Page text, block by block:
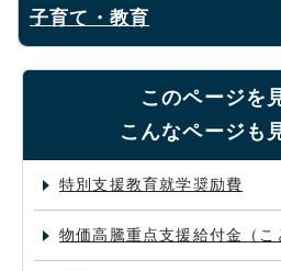
子育て・教育
このページを
こんなページも
特別支援教育就学奨励費
物価高騰重点支援給付金（こ